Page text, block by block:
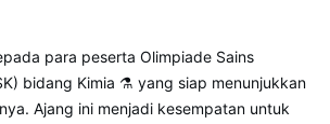
para peserta Olimpiade Sains
bidang Kimia ⚗️ yang siap menunjukkan
Ajang ini menjadi kesempatan untuk